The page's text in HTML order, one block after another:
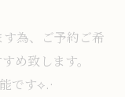
為、ご予約ご希
め致します。
です⟡.·